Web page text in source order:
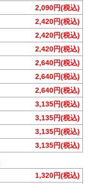
2,090円(税込)
2,420円(税込)
2,420円(税込)
2,420円(税込)
2,640円(税込)
2,640円(税込)
2,640円(税込)
3,135円(税込)
3,135円(税込)
3,135円(税込)
3,135円(税込)
1,320円(税込)